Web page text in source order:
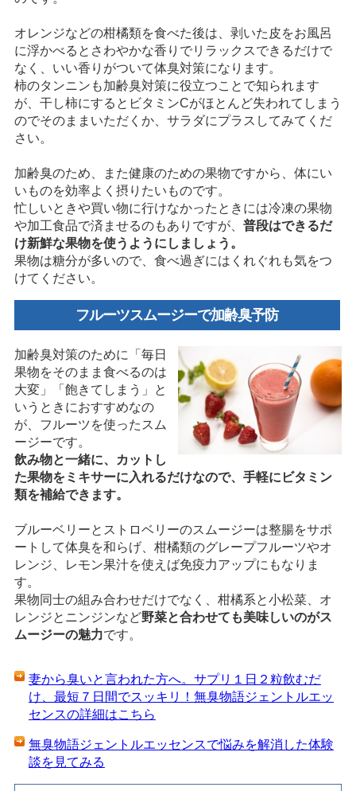
オレンジなどの柑橘類を食べた後は、剥いた皮をお風呂
に浮かべるとさわやかな香りでリラックスできるだけで
なく、いい香りがついて体臭対策になります。
柿のタンニンも加齢臭対策に役立つことで知られます
が、干し柿にするとビタミンCがほとんど失われてしまう
のでそのままいただくか、サラダにプラスしてみてくだ
さい。
加齢臭のため、また健康のための果物ですから、体にい
いものを効率よく摂りたいものです。
忙しいときや買い物に行けなかったときには冷凍の果物
や加工食品で済ませるのもありですが、 普段はできるだ
け新鮮な果物を使うようにしましょう。
果物は糖分が多いので、食べ過ぎにはくれぐれも気をつ
けてください。
フルーツスムージーで加齢臭予防
加齢臭対策のために「毎日
果物をそのまま食べるのは
大変」「飽きてしまう」と
いうときにおすすめなの
が、フルーツを使ったスム
ージーです。
飲み物と一緒に、カットし
た果物をミキサーに入れるだけなので、手軽にビタミン
類を補給できます。
ブルーベリーとストロベリーのスムージーは整腸をサポ
ートして体臭を和らげ、柑橘類のグレープフルーツやオ
レンジ、レモン果汁を使えば免疫力アップにもなりま
す。
果物同士の組み合わせだけでなく、柑橘系と小松菜、オ
レンジとニンジンなど野菜と合わせても美味しいのがス
ムージーの魅力です。
妻から臭いと言われた方へ。サプリ１日２粒飲むだ
け、最短７日間でスッキリ！無臭物語ジェントルエッ
センスの詳細はこちら
無臭物語ジェントルエッセンスで悩みを解消した体験
談を見てみる